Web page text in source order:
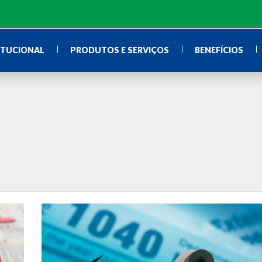
PRODUTOS E SERVIÇOS BENEFÍCIOS